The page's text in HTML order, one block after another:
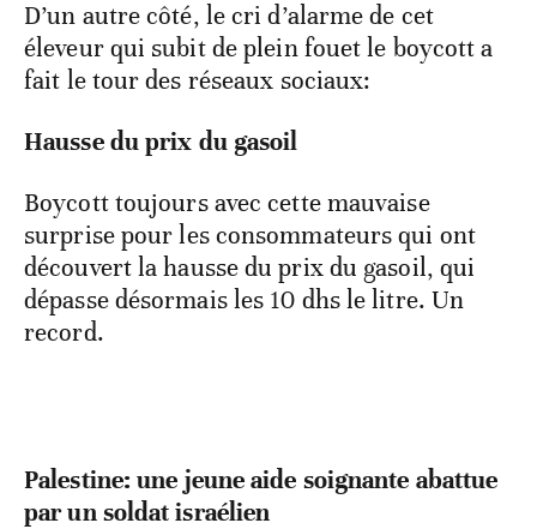
D’un autre côté, le cri d’alarme de cet
éleveur qui subit de plein fouet le boycott a
fait le tour des réseaux sociaux:
Hausse du prix du gasoil
Boycott toujours avec cette mauvaise
surprise pour les consommateurs qui ont
découvert la hausse du prix du gasoil, qui
dépasse désormais les 10 dhs le litre. Un
record.
Palestine: une jeune aide soignante abattue
par un soldat israélien